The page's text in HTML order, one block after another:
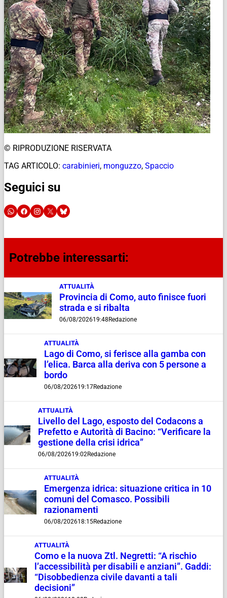
© RIPRODUZIONE RISERVATA
TAG ARTICOLO: carabinieri, monguzzo, Spaccio
Seguici su
Potrebbe interessarti:
ATTUALITÀ
Provincia di Como, auto finisce fuori
strada e si ribalta
06/08/202619:48 Redazione
ATTUALITÀ
Lago di Como, si ferisce alla gamba con
l’elica. Barca alla deriva con 5 persone a
bordo
06/08/202619:17Redazione
ATTUALITÀ
Livello del Lago, esposto del Codacons a
Prefetto e Autorità di Bacino: “Verificare la
gestione della crisi idrica”
06/08/202619:02Redazione
ATTUALITÀ
Emergenza idrica: situazione critica in 10
comuni del Comasco. Possibili
razionamenti
06/08/202618:15Redazione
ATTUALITÀ
Como e la nuova Ztl. Negretti: “A rischio
l’accessibilità per disabili e anziani”. Gaddi:
“Disobbedienza civile davanti a tali
decisioni”